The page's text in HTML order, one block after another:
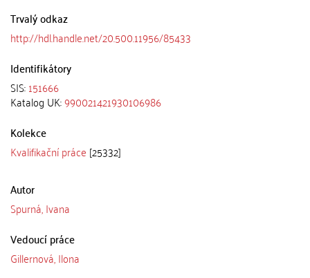
Trvalý odkaz
http://hdl.handle.net/20.500.11956/85433
Identifikátory
SIS:151666
Katalog UK:990021421930106986
Kolekce
Kvalifikační práce [25332]
Autor
Spurná, Ivana
Vedoucí práce
Gillernová, Ilona